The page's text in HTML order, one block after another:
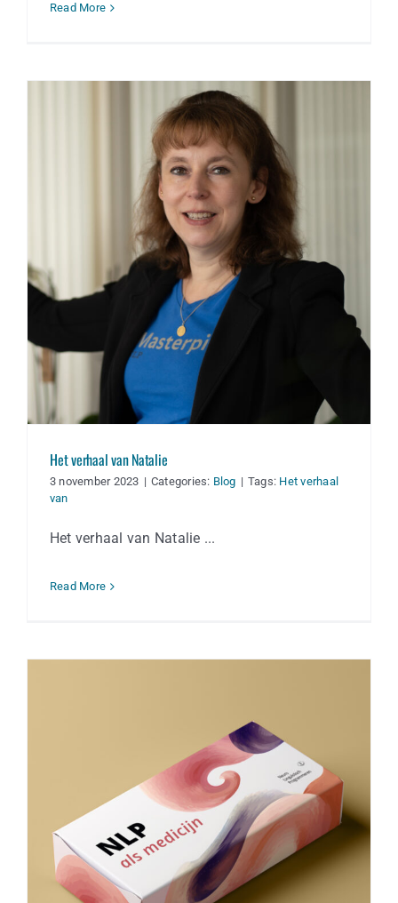
Read More
Het verhaal van Natalie
Het verhaal van Natalie
3 november 2023 | Categories: Blog | Tags: Het verhaal
van
Het verhaal van Natalie ...
Read More
NLP als medicijn voor jongeren